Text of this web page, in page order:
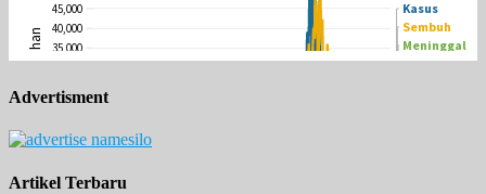
Advertisment
Artikel Terbaru